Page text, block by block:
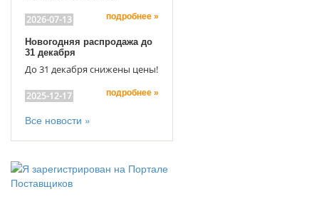
2026-07-13 подробнее »
Новогодняя распродажа до
31 декабря
До 31 декабря снижены цены!
2025-12-17 подробнее »
Все новости »